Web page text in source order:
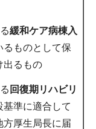
緩和ケア病棟入
るものとして保
出るもの
回復期リハビリ
基準に適合して
方厚生局長に届